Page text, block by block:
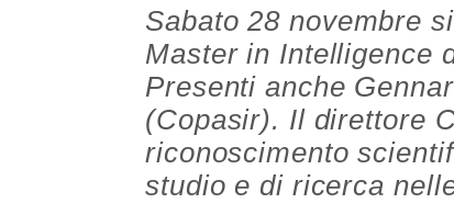
Sabato 28 novembre
Master in Intelligence
Presenti anche
(Copasir). Il direttore
riconoscimento
studio e di ricerca